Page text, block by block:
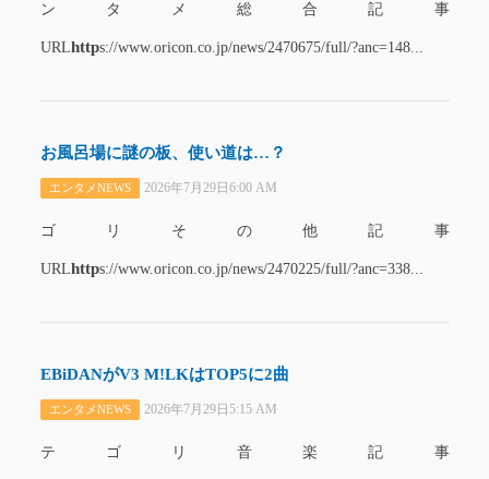
ンタメ総合記事
URLhttps://www.oricon.co.jp/news/2470675/full/?anc=148...
お風呂場に謎の板、使い道は…？
エンタメNEWS 2026年7月29日6:00 AM
ゴリその他記事
URLhttps://www.oricon.co.jp/news/2470225/full/?anc=338...
EBiDANがV3 M!LKはTOP5に2曲
エンタメNEWS 2026年7月29日5:15 AM
テゴリ音楽記事